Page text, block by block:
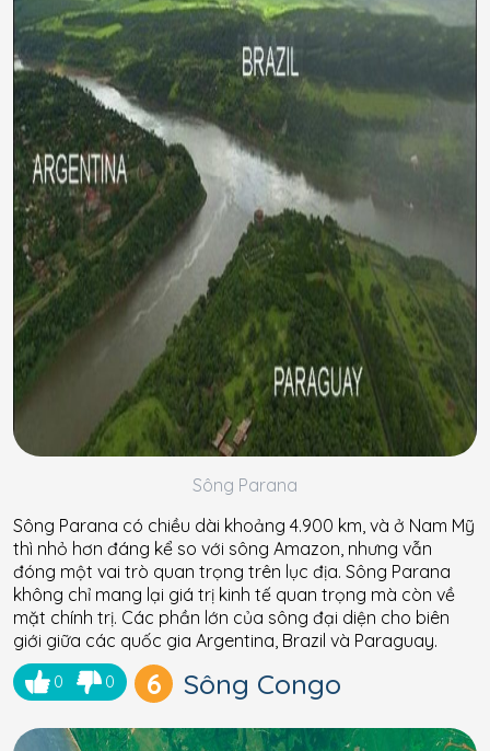
Sông Parana
Sông Parana có chiều dài khoảng 4.900 km, và ở Nam Mỹ
thì nhỏ hơn đáng kể so với sông Amazon, nhưng vẫn
đóng một vai trò quan trọng trên lục địa. Sông Parana
không chỉ mang lại giá trị kinh tế quan trọng mà còn về
mặt chính trị. Các phần lớn của sông đại diện cho biên
giới giữa các quốc gia Argentina, Brazil và Paraguay.
0 0 6 Sông Congo